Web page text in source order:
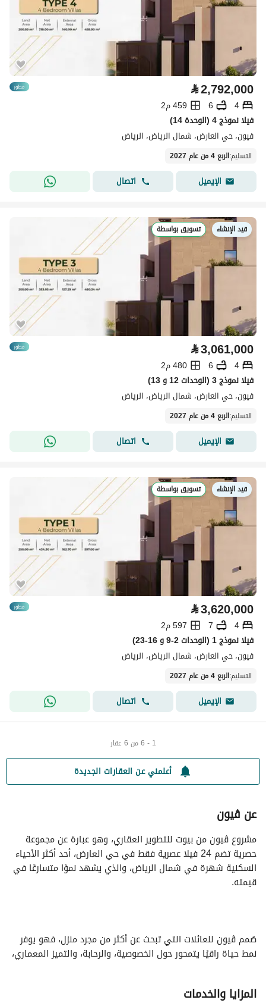
⃁2,792,000
4
6
459 م2
فيلا نموذج 4 (الوحدة 14)
فيون، حي العارض، شمال الرياض، الرياض
التسليم:الربع 4 من عام 2027
الإيميل اتصال
قيد الإنشاء تسويق بواسطة
⃁3,061,000
4
6
480 م2
فيلا نموذج 3 (الوحدات 12 و 13)
فيون، حي العارض، شمال الرياض، الرياض
التسليم:الربع 4 من عام 2027
الإيميل اتصال
قيد الإنشاء تسويق بواسطة
⃁3,620,000
4
7
597 م2
فيلا نموذج 1 (الوحدات 2-9 و 16-23)
فيون، حي العارض، شمال الرياض، الرياض
التسليم:الربع 4 من عام 2027
الإيميل اتصال
1 - 6 من 6 عقار
أعلمني عن العقارات الجديدة
عن ڤيون
مشروع ڤيون من بيوت للتطوير العقاري، وهو عبارة عن مجموعة
حصرية تضم 24 فيلا عصرية فقط في حي العارض، أحد أكثر الأحياء
السكنية شهرة في شمال الرياض، والذي يشهد نموًا متسارعًا في
قيمته.
صُمم ڤيون للعائلات التي تبحث عن أكثر من مجرد منزل، فهو يوفر
نمط حياة راقيًا يتمحور حول الخصوصية، والرحابة، والتميز المعماري،
ومساحات المعيشة المصممة بعناية لتلبية احتياجات العائلات
المزايا والخدمات